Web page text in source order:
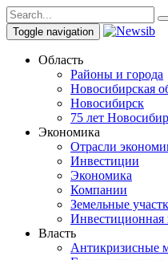
Toggle navigation
Область
Районы и города
Новосибирская
Новосибирск
75 лет
Экономика
Отрасли
Инвестиции
Экономика
Компании
Земельные
Инвестиционная
Власть
Антикризисные